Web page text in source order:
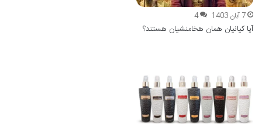
7 آبان 1403 4
آیا کیانیان همان هخامنشیان هستند؟